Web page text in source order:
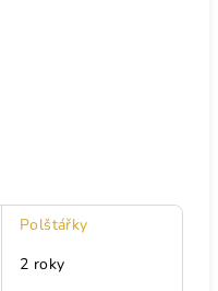
Polštářky
2 roky